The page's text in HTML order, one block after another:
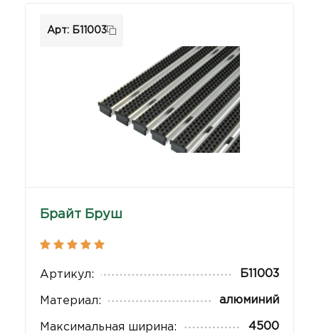
Арт: Б11003
Брайт Бруш
Артикул: Б11003
Материал: алюминий
Максимальная ширина: 4500